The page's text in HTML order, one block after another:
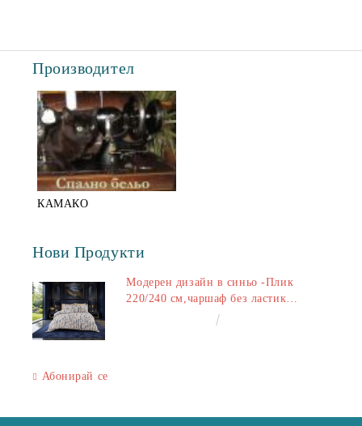
Производител
КАМАКО
Нови Продукти
Модерен дизайн в синьо -Плик
220/240 см,чаршаф без ластик
240/260 см,калъфки 2+2
Абонирай се